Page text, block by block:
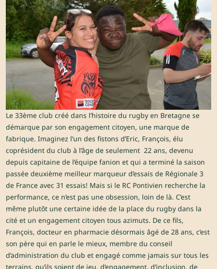
Le 33ème club créé dans l’histoire du rugby en Bretagne se
démarque par son engagement citoyen, une marque de
fabrique. Imaginez l’un des fistons d’Eric, François, élu
coprésident du club à l’âge de seulement 22 ans, devenu
depuis capitaine de l’équipe fanion et qui a terminé la saison
passée deuxième meilleur marqueur d’essais de Régionale 3
de France avec 31 essais! Mais si le RC Pontivien recherche la
performance, ce n’est pas une obsession, loin de là. C’est
même plutôt une certaine idée de la place du rugby dans la
cité et un engagement citoyen tous azimuts. De ce fils,
François, docteur en pharmacie désormais âgé de 28 ans, c’est
son père qui en parle le mieux, membre du conseil
d’administration du club et engagé comme jamais sur tous les
terrains, qu’ils soient de jeu, d’engagement, d’inclusion, de